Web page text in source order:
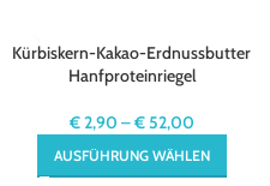
Kürbiskern-Kakao-Erdnussbutter
Hanfproteinriegel
€2,90 –€52,00
AUSFÜHRUNG WÄHLEN